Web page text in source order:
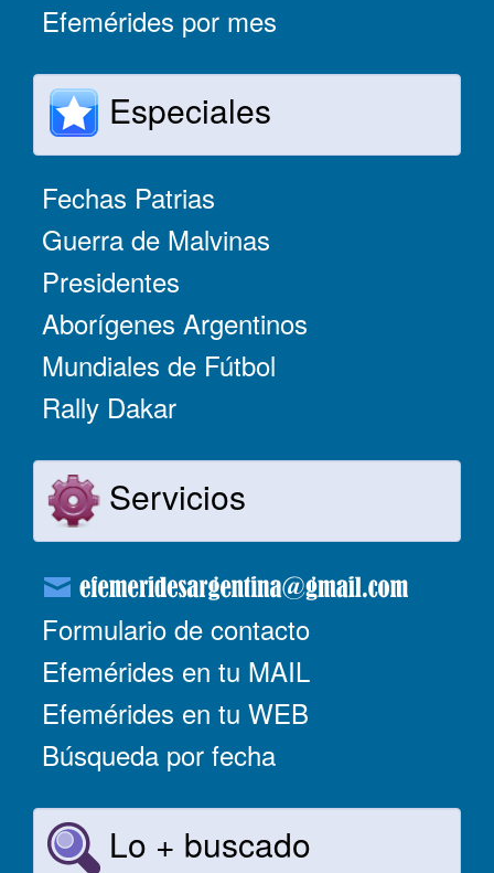
Efemérides por mes
Especiales
Fechas Patrias
Guerra de Malvinas
Presidentes
Aborígenes Argentinos
Mundiales de Fútbol
Rally Dakar
Servicios
Formulario de contacto
Efemérides en tu MAIL
Efemérides en tu WEB
Búsqueda por fecha
Lo + buscado